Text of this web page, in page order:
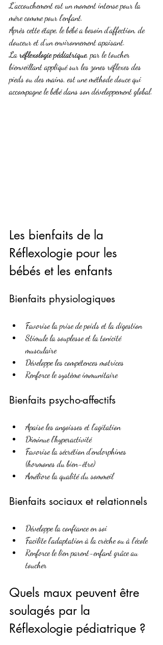
L’accouchement est un moment intense pour la
mère comme pour l’enfant.
Après cette étape, le bébé a besoin d’affection, de
douceur et d’un environnement apaisant.
La réflexologie pédiatrique, par le toucher
bienveillant appliqué sur les zones réflexes des
pieds ou des mains, est une méthode douce qui
accompagne le bébé dans son développement global.
Les bienfaits de la
Réflexologie pour les
bébés et les enfants
Bienfaits physiologiques
Favorise la prise de poids et la digestion
Stimule la souplesse et la tonicité
musculaire
Développe les compétences motrices
Renforce le système immunitaire
Bienfaits psycho-affectifs
Apaise les angoisses et l’agitation
Diminue l’hyperactivité
Favorise la sécrétion d’endorphines
(hormones du bien-être)
Améliore la qualité du sommeil
Bienfaits sociaux et relationnels
Développe la confiance en soi
Facilite l’adaptation à la crèche ou à l’école
Renforce le lien parent-enfant grâce au
toucher
Quels maux peuvent être
soulagés par la
Réflexologie pédiatrique ?